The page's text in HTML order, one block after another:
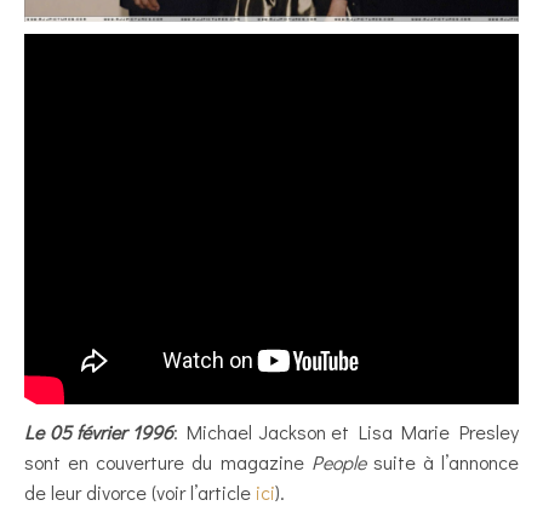
Le 05 février 1996: Michael Jackson et Lisa Marie Presley
sont en couverture du magazine Peoplesuite à l’annonce
de leur divorce (voir l’article ici).